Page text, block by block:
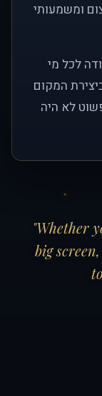
ומשמעותי
לכל מי
המקום
לא היה
"Whether
big